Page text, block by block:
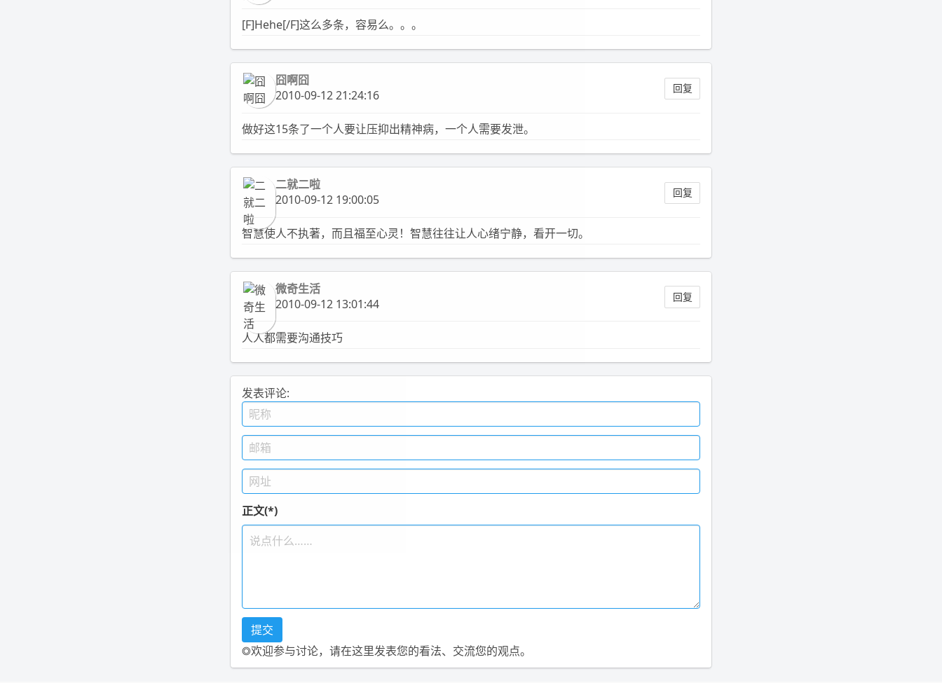
[F]Hehe[/F]这么多条，容易么。。。
囧啊囧
2010-09-12 21:24:16
回复
做好这15条了一个人要让压抑出精神病，一个人需要发泄。
二就二啦
2010-09-12 19:00:05
回复
智慧使人不执著，而且福至心灵！智慧往往让人心绪宁静，看开一切。
微奇生活
2010-09-12 13:01:44
回复
人人都需要沟通技巧
发表评论:
正文(*)
◎欢迎参与讨论，请在这里发表您的看法、交流您的观点。